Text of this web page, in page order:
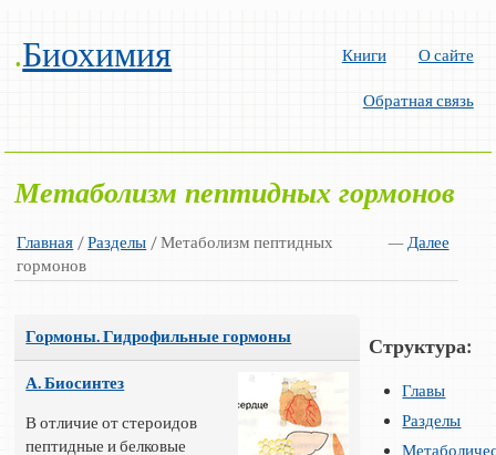
.Биохимия Книги О сайте
Обратная связь
Метаболизм пептидных гормонов
Главная / —Далее
Разделы / Метаболизм пептидных
гормонов
Гормоны. Гидрофильные гормоны
А. Биосинтез
В отличие от стероидов
пептидные и белковые
Структура:
Главы
Разделы